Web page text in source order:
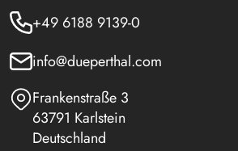
+49 6188 9139-0
info@dueperthal.com
Frankenstraße 3
63791 Karlstein
Deutschland